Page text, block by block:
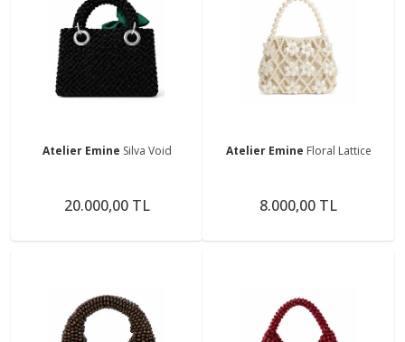
Atelier Emine Silva Void
20.000,00 TL
Atelier Emine Floral Lattice
8.000,00 TL